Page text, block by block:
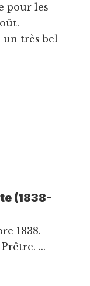
pour les
très bel
(1838-
1838.
...